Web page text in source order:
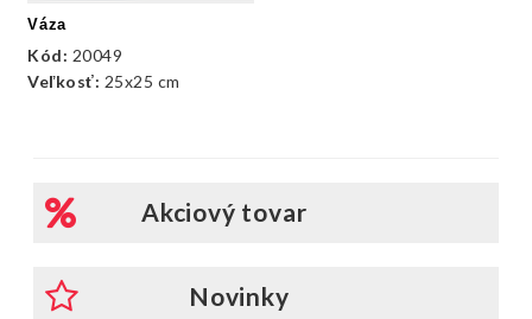
Váza
Kód: 20049
Veľkosť: 25x25 cm
Akciový tovar
Novinky